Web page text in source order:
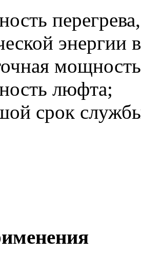
энергии
люфта;
срок